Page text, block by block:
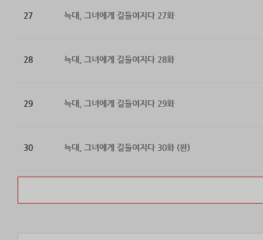
27 늑대, 그녀에게 길들여지다 27화
28 늑대, 그녀에게 길들여지다 28화
29 늑대, 그녀에게 길들여지다 29화
30 늑대, 그녀에게 길들여지다 30화 (완)